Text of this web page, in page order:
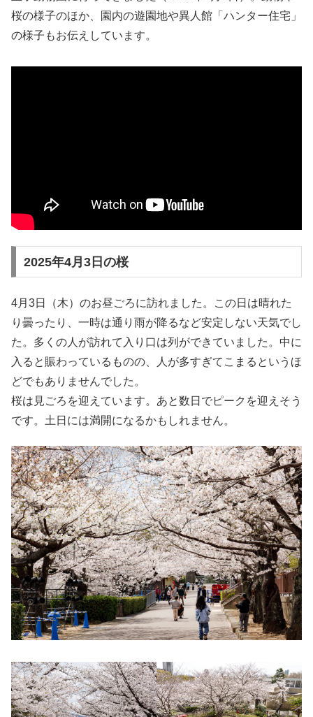
桜の様子のほか、園内の遊園地や異人館「ハンター住宅」
の様子もお伝えしています。
2025年4月3日の桜
4月3日（木）のお昼ごろに訪れました。この日は晴れた
り曇ったり、一時は通り雨が降るなど安定しない天気でし
た。多くの人が訪れて入り口は列ができていました。中に
入ると賑わっているものの、人が多すぎてこまるというほ
どでもありませんでした。
桜は見ごろを迎えています。あと数日でピークを迎えそう
です。土日には満開になるかもしれません。